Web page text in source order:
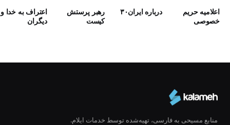
اعلامیه حریم
خصوصی
درباره ایران۳۰
رهبر پرستش
كيست
اعتراف به خدا و
دیگران
منابع مسیحی به فارسی، تهیه‌شده توسط خدمات ایلام.